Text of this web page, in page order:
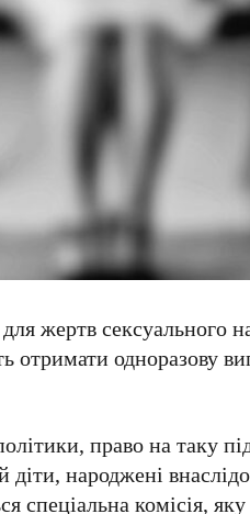
жертв сексуального
отримати одноразову
, право на таку
діти, народжені
спеціальна комісія,